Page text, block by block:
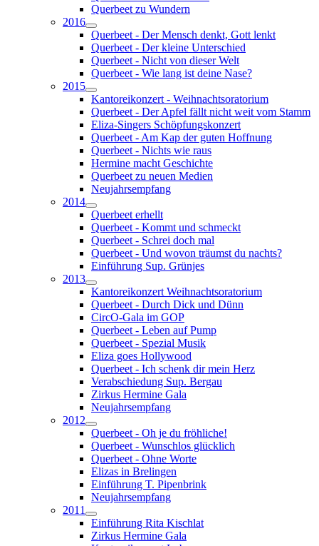
Querbeet zu Wundern
2016
Querbeet - Der Mensch denkt, Gott lenkt
Querbeet - Der kleine Unterschied
Querbeet - Nicht von dieser Welt
Querbeet - Wie lang ist deine Nase?
2015
Kantoreikonzert - Weihnachtsoratorium
Querbeet - Der Apfel fällt nicht weit vom Stamm
Eliza-Singers Schöpfungskonzert
Querbeet - Am Kap der guten Hoffnung
Querbeet - Nichts wie raus
Hermine macht Geschichte
Querbeet zu neuen Medien
Neujahrsempfang
2014
Querbeet erhellt
Querbeet - Kommt und schmeckt
Querbeet - Schrei doch mal
Querbeet - Und wovon träumst du nachts?
Einführung Sup. Grünjes
2013
Kantoreikonzert Weihnachtsoratorium
Querbeet - Durch Dick und Dünn
CircO-Gala im GOP
Querbeet - Leben auf Pump
Querbeet - Spezial Musik
Eliza goes Hollywood
Querbeet - Ich schenk dir mein Herz
Verabschiedung Sup. Bergau
Zirkus Hermine Gala
Neujahrsempfang
2012
Querbeet - Oh je du fröhliche!
Querbeet - Wunschlos glücklich
Querbeet - Ohne Worte
Elizas in Brelingen
Einführung T. Pipenbrink
Neujahrsempfang
2011
Einführung Rita Kischlat
Zirkus Hermine Gala